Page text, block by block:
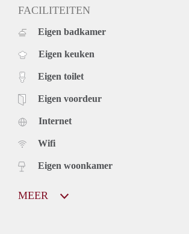
FACILITEITEN
Eigen badkamer
Eigen keuken
Eigen toilet
Eigen voordeur
Internet
Wifi
Eigen woonkamer
MEER